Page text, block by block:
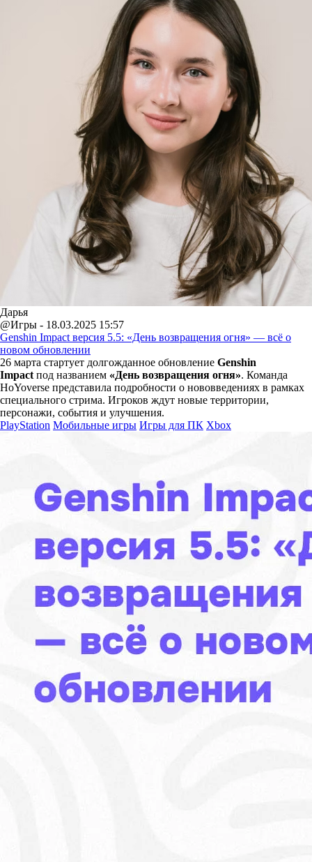
Дарья
@Игры - 18.03.2025 15:57
Genshin Impact версия 5.5: «День возвращения огня» — всё о
новом обновлении
26 марта стартует долгожданное обновление Genshin
Impact под названием «День возвращения огня». Команда
HoYoverse представила подробности о нововведениях в рамках
специального стрима. Игроков ждут новые территории,
персонажи, события и улучшения.
PlayStation Мобильные игры Игры для ПК Xbox